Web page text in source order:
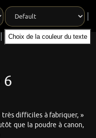
Choix de la couleur du texte
6
difficiles à fabriquer, »
que la poudre à canon,